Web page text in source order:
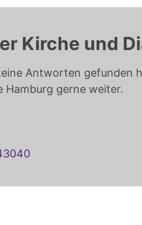
Kirche und
Antworten gefunden
Hamburg gerne weiter.